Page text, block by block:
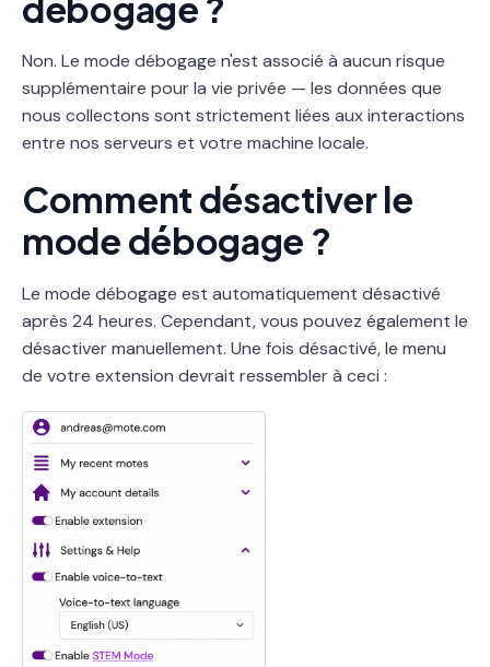
Non. Le mode débogage n'est associé à aucun risque
supplémentaire pour la vie privée — les données que
nous collectons sont strictement liées aux interactions
entre nos serveurs et votre machine locale.
Comment désactiver le
mode débogage ?
Le mode débogage est automatiquement désactivé
après 24 heures. Cependant, vous pouvez également le
désactiver manuellement. Une fois désactivé, le menu
de votre extension devrait ressembler à ceci :